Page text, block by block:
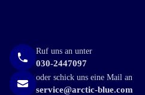
Ruf uns an unter
030-2447097
oder schick uns eine Mail an
service@arctic-blue.com